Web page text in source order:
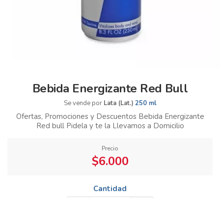
Bebida Energizante Red Bull
Se vende por Lata (Lat.) 250 ml
Ofertas, Promociones y Descuentos Bebida Energizante
Red bull Pidela y te la Llevamos a Domicilio
Precio
$6.000
Cantidad